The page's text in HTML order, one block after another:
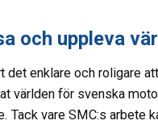
och uppleva
det enklare och roligare
världen för svenska
Tack vare SMC:s arbete